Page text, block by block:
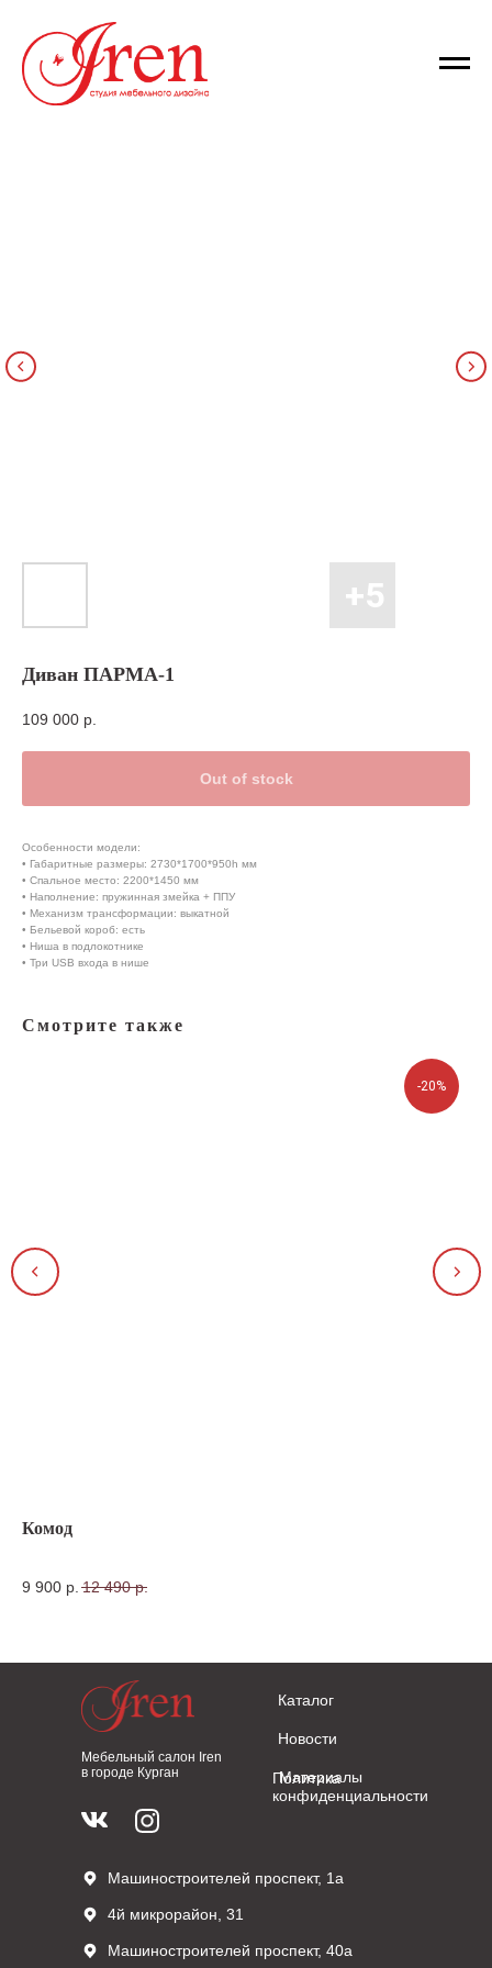
Диван ПАРМА-1
109 000 р.
Out of stock
Особенности модели:
• Габаритные размеры: 2730*1700*950h мм
• Спальное место: 2200*1450 мм
• Наполнение: пружинная змейка + ППУ
• Механизм трансформации: выкатной
• Бельевой короб: есть
• Ниша в подлокотнике
• Три USB входа в нише
Смотрите также
-20%
Комод
9 900 р. 12 490 р.
Машиностроителей проспект, 1а
4й микрорайон, 31
Машиностроителей проспект, 40а
Каталог
Новости
Политика
конфиденциальности
Материалы
Мебельный салон Iren
в городе Курган